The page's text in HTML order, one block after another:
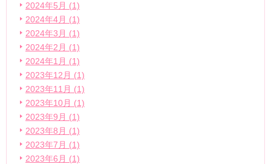
2024年5月 (1)
2024年4月 (1)
2024年3月 (1)
2024年2月 (1)
2024年1月 (1)
2023年12月 (1)
2023年11月 (1)
2023年10月 (1)
2023年9月 (1)
2023年8月 (1)
2023年7月 (1)
2023年6月 (1)